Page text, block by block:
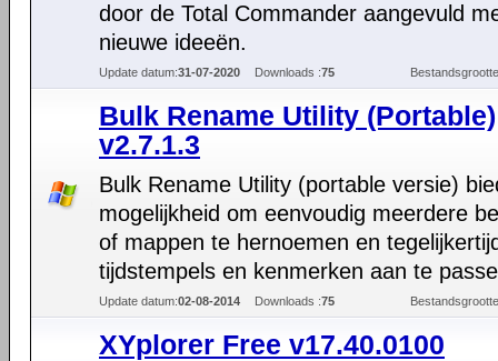
door de Total Commander aangevuld
nieuwe ideeën.
Update datum:31-07-2020 Downloads :75
Bulk Rename Utility (Portable)
v2.7.1.3
Bulk Rename Utility (portable versie)
mogelijkheid om eenvoudig meerdere
of mappen te hernoemen en
tijdstempels en kenmerken aan te
Update datum:02-08-2014 Downloads :75
XYplorer Free v17.40.0100